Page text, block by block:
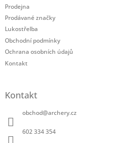
Prodejna
Prodávané značky
Lukostřelba
Obchodní podmínky
Ochrana osobních údajů
Kontakt
Kontakt
obchod@archery.cz
602 334 354